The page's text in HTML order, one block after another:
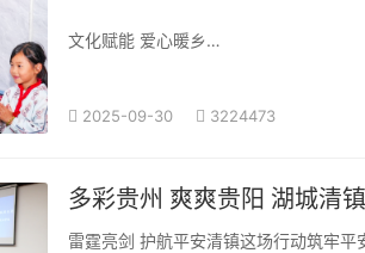
文化赋能 爱心暖乡
2025年9月25日，秋日的德江县枫香
2025-09-30 3224473
多彩贵州 爽爽贵阳 湖城清
雷霆亮剑 护航平安清镇这场行动筑牢